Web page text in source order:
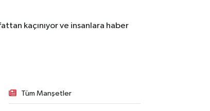
kaçınıyor ve insanlara haber
Tüm Manşetler